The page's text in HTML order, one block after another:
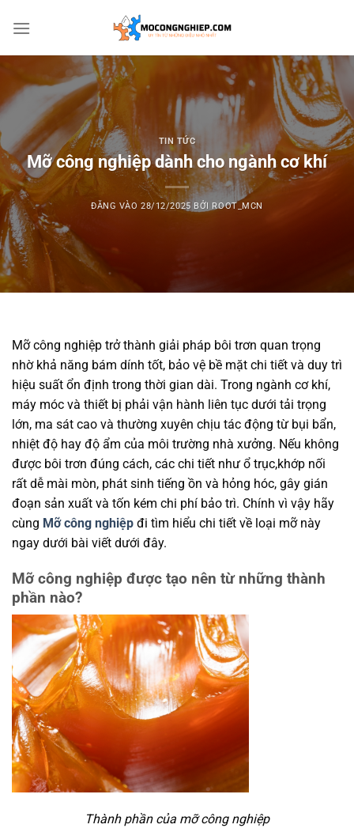
qua
TIN TỨC
Mỡ công nghiệp dành cho ngành cơ khí
ĐĂNG VÀO28/12/2025 BỞI ROOT_MCN
Mỡ công nghiệp trở thành giải pháp bôi trơn quan trọng
nhờ khả năng bám dính tốt, bảo vệ bề mặt chi tiết và duy trì
hiệu suất ổn định trong thời gian dài. Trong ngành cơ khí,
máy móc và thiết bị phải vận hành liên tục dưới tải trọng
lớn, ma sát cao và thường xuyên chịu tác động từ bụi bẩn,
nhiệt độ hay độ ẩm của môi trường nhà xưởng. Nếu không
được bôi trơn đúng cách, các chi tiết như ổ trục,khớp nối
rất dễ mài mòn, phát sinh tiếng ồn và hỏng hóc, gây gián
đoạn sản xuất và tốn kém chi phí bảo trì. Chính vì vậy hãy
cùng Mỡ công nghiệp đi tìm hiểu chi tiết về loại mỡ này
ngay dưới bài viết dưới đây.
Mỡ công nghiệp được tạo nên từ những thành
phần nào?
Thành phần của mỡ công nghiệp